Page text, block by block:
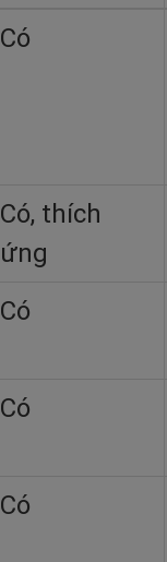
Có
Có, thích
ứng
Có
Có
Có